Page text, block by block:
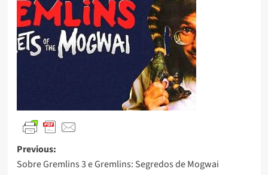
Previous:
Sobre Gremlins 3 e Gremlins: Segredos de Mogwai